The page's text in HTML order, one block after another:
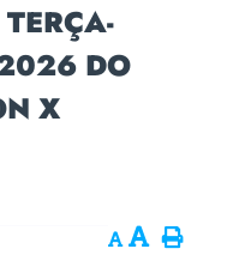
DO
X